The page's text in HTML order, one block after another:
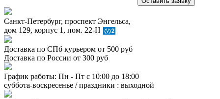
Санкт-Петербург, проспект Энгельса,
дом 129, корпус 1, пом. 22-Н
Доставка по СПб курьером от 500 руб
Доставка по России от 300 руб
График работы: Пн - Пт с 10:00 до 18:00
суббота-воскресенье / праздники : выходной